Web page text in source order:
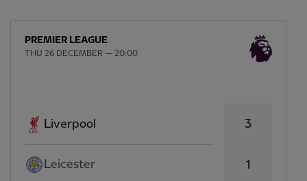
PREMIER LEAGUE
THU 26 DECEMBER — 20:00
Liverpool
Leicester
3
1